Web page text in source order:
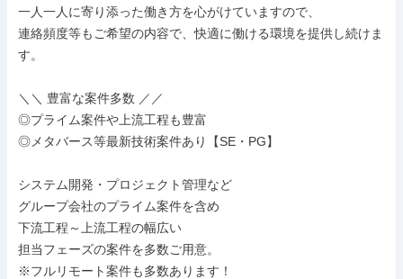
一人一人に寄り添った働き方を心がけていますので、
連絡頻度等もご希望の内容で、快適に働ける環境を提供し続けま
す。
＼＼ 豊富な案件多数 ／／
◎プライム案件や上流工程も豊富
◎メタバース等最新技術案件あり【SE・PG】
システム開発・プロジェクト管理など
グループ会社のプライム案件を含め
下流工程～上流工程の幅広い
担当フェーズの案件を多数ご用意。
※フルリモート案件も多数あります！